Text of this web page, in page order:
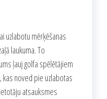
uzlabotu mērķēšanas
laukuma. To
ļauj golfa spēlētājiem
noved pie uzlabotas
atsauksmes